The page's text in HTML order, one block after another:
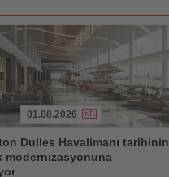
01.08.2026
Dulles Havalimanı tarihinin
modernizasyonuna